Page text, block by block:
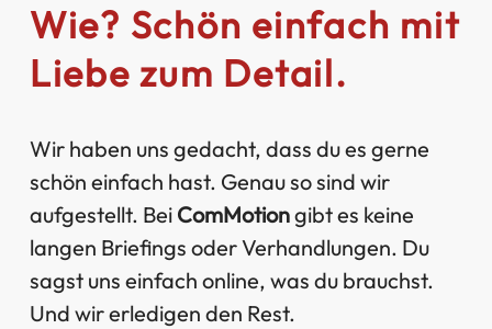
Wie? Schön einfach mit
Liebe zum Detail.
Wir haben uns gedacht, dass du es gerne
schön einfach hast. Genau so sind wir
aufgestellt. Bei ComMotiongibt es keine
langen Briefings oder Verhandlungen. Du
sagst uns einfach online, was du brauchst.
Und wir erledigen den Rest.